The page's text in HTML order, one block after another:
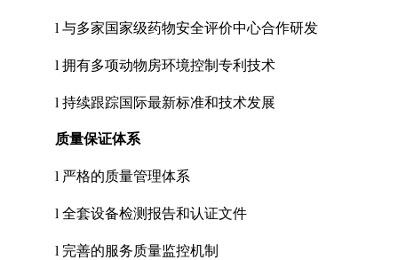
l 与多家国家级药物安全评价中心合作研发
l 拥有多项动物房环境控制专利技术
l 持续跟踪国际最新标准和技术发展
质量保证体系
l 严格的质量管理体系
l 全套设备检测报告和认证文件
l 完善的服务质量监控机制